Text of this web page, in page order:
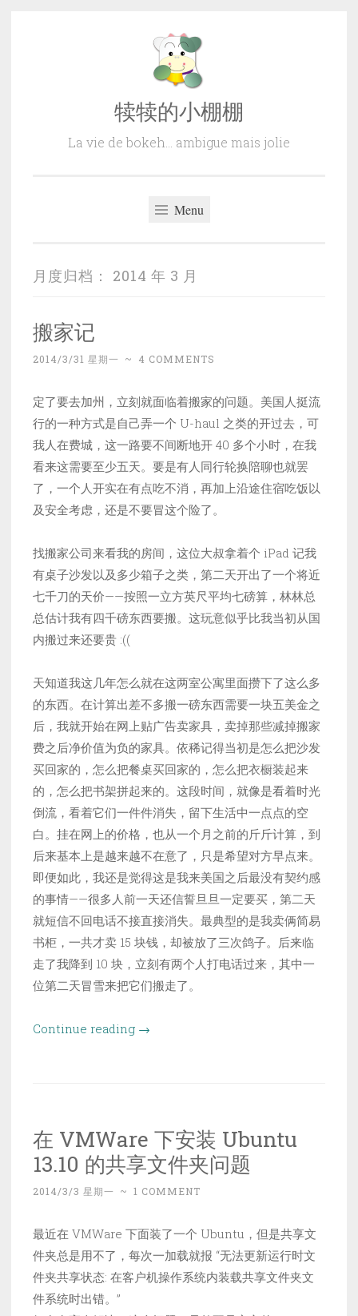
犊犊的小棚棚
La vie de bokeh… ambigue mais jolie
Menu
月度归档： 2014 年 3 月
搬家记
2014/3/31 星期一 ~ 4 COMMENTS
定了要去加州，立刻就面临着搬家的问题。美国人挺流
行的一种方式是自己弄一个 U-haul 之类的开过去，可
我人在费城，这一路要不间断地开 40 多个小时，在我
看来这需要至少五天。要是有人同行轮换陪聊也就罢
了，一个人开实在有点吃不消，再加上沿途住宿吃饭以
及安全考虑，还是不要冒这个险了。
找搬家公司来看我的房间，这位大叔拿着个 iPad 记我
有桌子沙发以及多少箱子之类，第二天开出了一个将近
七千刀的天价——按照一立方英尺平均七磅算，林林总
总估计我有四千磅东西要搬。这玩意似乎比我当初从国
内搬过来还要贵 :((
天知道我这几年怎么就在这两室公寓里面攒下了这么多
的东西。在计算出差不多搬一磅东西需要一块五美金之
后，我就开始在网上贴广告卖家具，卖掉那些减掉搬家
费之后净价值为负的家具。依稀记得当初是怎么把沙发
买回家的，怎么把餐桌买回家的，怎么把衣橱装起来
的，怎么把书架拼起来的。这段时间，就像是看着时光
倒流，看着它们一件件消失，留下生活中一点点的空
白。挂在网上的价格，也从一个月之前的斤斤计算，到
后来基本上是越来越不在意了，只是希望对方早点来。
即便如此，我还是觉得这是我来美国之后最没有契约感
的事情——很多人前一天还信誓旦旦一定要买，第二天
就短信不回电话不接直接消失。最典型的是我卖俩简易
书柜，一共才卖 15 块钱，却被放了三次鸽子。后来临
走了我降到 10 块，立刻有两个人打电话过来，其中一
位第二天冒雪来把它们搬走了。
Continue reading “搬
→
在 VMWare 下安装 Ubuntu
13.10 的共享文件夹问题
2014/3/3 星期一 ~ 1 COMMENT
最近在 VMWare 下面装了一个 Ubuntu，但是共享文
件夹总是用不了，每次一加载就报 “无法更新运行时文
件夹共享状态: 在客户机操作系统内装载共享文件夹文
件系统时出错。”